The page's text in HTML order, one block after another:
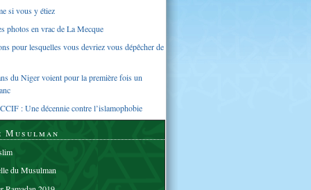
si vous y étiez
photos en vrac de La Mecque
pour lesquelles vous devriez vous dépêcher de
du Niger voient pour la première fois un
: Une décennie contre l’islamophobie
Musulman
du Musulman